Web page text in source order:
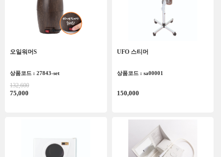
오일워머S
상품코드 : 27843-set
132,600
75,000
UFO 스티머
상품코드 : sa00001
150,000